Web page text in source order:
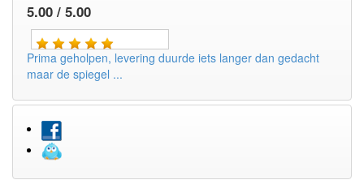
5.00 / 5.00
Prima geholpen, levering duurde iets langer dan gedacht
maar de spiegel ...